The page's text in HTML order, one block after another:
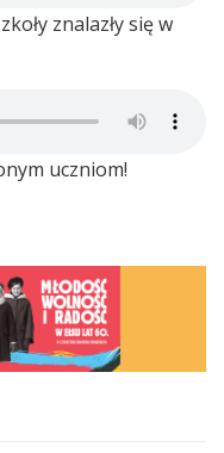
znalazły się w
uczniom!